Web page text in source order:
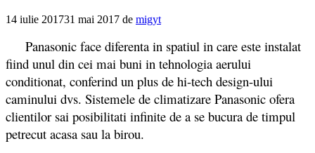
14 iulie 201731 mai 2017 de migyt
Panasonic face diferenta in spatiul in care este instalat
fiind unul din cei mai buni in tehnologia aerului
conditionat, conferind un plus de hi-tech design-ului
caminului dvs. Sistemele de climatizare Panasonic ofera
clientilor sai posibilitati infinite de a se bucura de timpul
petrecut acasa sau la birou.